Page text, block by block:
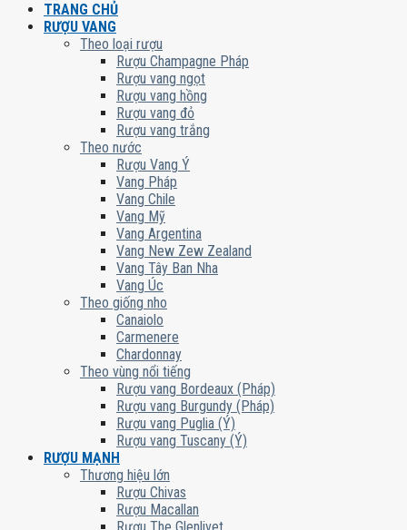
TRANG CHỦ
RƯỢU VANG
Theo loại rượu
Rượu Champagne Pháp
Rượu vang ngọt
Rượu vang hồng
Rượu vang đỏ
Rượu vang trắng
Theo nước
Rượu Vang Ý
Vang Pháp
Vang Chile
Vang Mỹ
Vang Argentina
Vang New Zew Zealand
Vang Tây Ban Nha
Vang Úc
Theo giống nho
Canaiolo
Carmenere
Chardonnay
Theo vùng nổi tiếng
Rượu vang Bordeaux (Pháp)
Rượu vang Burgundy (Pháp)
Rượu vang Puglia (Ý)
Rượu vang Tuscany (Ý)
RƯỢU MẠNH
Thương hiệu lớn
Rượu Chivas
Rượu Macallan